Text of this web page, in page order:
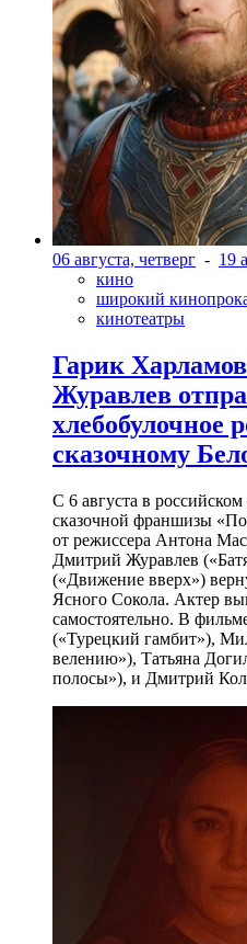
06 августа, четверг - 19
кино
широкий
кинотеатры
Гарик
Журавлев
хлебобулочное
сказочному
С 6 августа в
сказочной франшизы
от режиссера Антона
Дмитрий Журавлев
(«Движение вверх»)
Ясного Сокола. Актер
самостоятельно. В
(«Турецкий гамбит»),
велению»), Татьяна
полосы»), и Дмитрий